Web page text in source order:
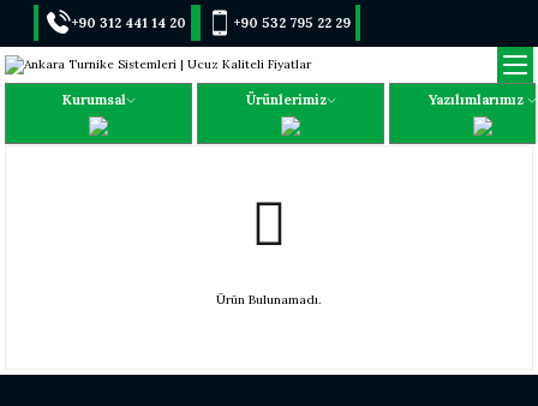
+90 312 441 14 20 +90 532 795 22 29
Kurumsal Ürünlerimiz Yazılımlarımız
Ürün Bulunamadı.